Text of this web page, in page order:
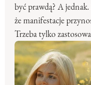
być prawdą? A
że manifestacje
Trzeba tylko